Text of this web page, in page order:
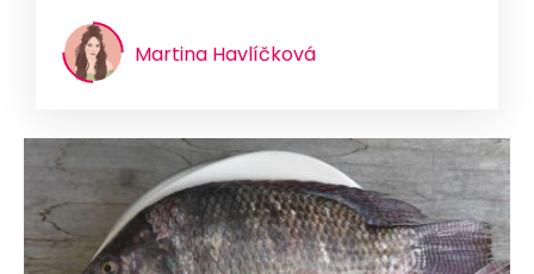
Martina Havlíčková